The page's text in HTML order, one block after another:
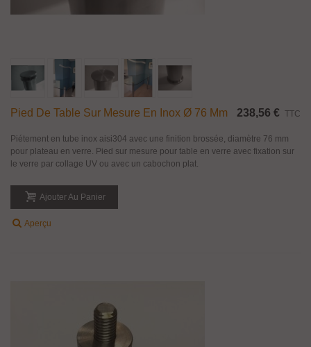
Pied De Table Sur Mesure En Inox Ø 76 Mm 238,56 € TTC
Piétement en tube inox aisi304 avec une finition brossée, diamètre 76 mm
pour plateau en verre. Pied sur mesure pour table en verre avec fixation sur
le verre par collage UV ou avec un cabochon plat.
Ajouter Au Panier
Aperçu